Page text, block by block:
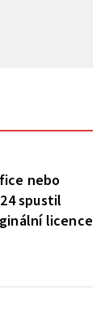
nebo
spustil
licence